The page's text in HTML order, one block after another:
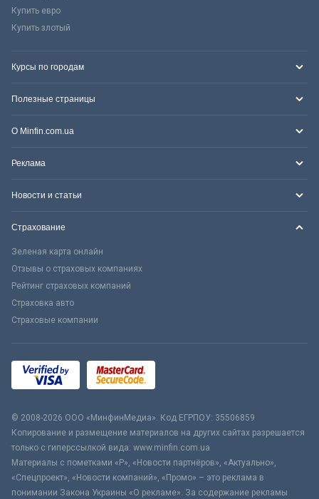
Купить евро
Купить злотый
Курсы по городам
Полезные страницы
О Minfin.com.ua
Реклама
Новости и статьи
Страхование
Зеленая карта онлайн
Отзывы о страховых компаниях
Рейтинг страховых компаний
Страховка авто
Страховые компании
© 2008-2026 ООО «МинфинМедиа». Код ЕГРПОУ: 35506859
Копирование и размещение материалов на других сайтах разрешается
только с гиперссылкой вида: www.minfin.com.ua
Материалы с пометками «Р», «Новости партнёров», «Актуально»,
«Спецпроект», «Новости компаний», «Промо» – это реклама в
понимании Закона Украины «О рекламе». За содержание рекламы